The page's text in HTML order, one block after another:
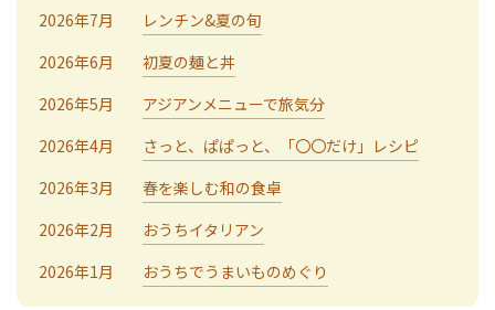
2026年7月
レンチン&夏の旬
2026年6月
初夏の麺と丼
2026年5月
アジアンメニューで旅気分
2026年4月
さっと、ぱぱっと、「〇〇だけ」レシピ
2026年3月
春を楽しむ和の食卓
2026年2月
おうちイタリアン
2026年1月
おうちでうまいものめぐり